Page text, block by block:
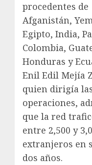
procedentes de
Afganistán,
Egipto, India,
Colombia,
Honduras y
Enil Edil Mejía
quien dirigía
operaciones,
que la red
entre 2,500 y
extranjeros en
dos años.